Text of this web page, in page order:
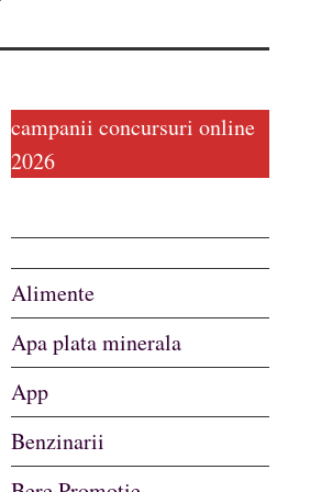
campanii concursuri online
2026
Alimente
Apa plata minerala
App
Benzinarii